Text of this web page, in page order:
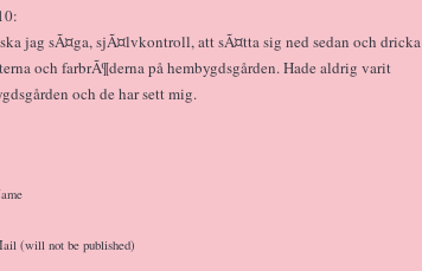
jag sÃ¤ga, sjÃ¤lvkontroll, att sÃ¤tta sig ned sedan och dricka
och farbrÃ¶derna på hembygdsgården. Hade aldrig varit
och de har sett mig.
(will not be published)